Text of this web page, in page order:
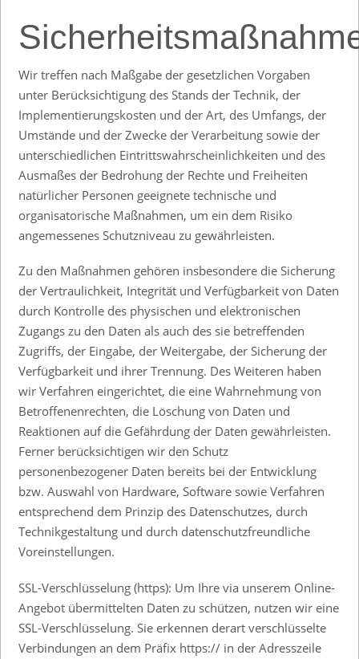
Wir treffen nach Maßgabe der gesetzlichen Vorgaben
unter Berücksichtigung des Stands der Technik, der
Implementierungskosten und der Art, des Umfangs, der
Umstände und der Zwecke der Verarbeitung sowie der
unterschiedlichen Eintrittswahrscheinlichkeiten und des
Ausmaßes der Bedrohung der Rechte und Freiheiten
natürlicher Personen geeignete technische und
organisatorische Maßnahmen, um ein dem Risiko
angemessenes Schutzniveau zu gewährleisten.
Zu den Maßnahmen gehören insbesondere die Sicherung
der Vertraulichkeit, Integrität und Verfügbarkeit von Daten
durch Kontrolle des physischen und elektronischen
Zugangs zu den Daten als auch des sie betreffenden
Zugriffs, der Eingabe, der Weitergabe, der Sicherung der
Verfügbarkeit und ihrer Trennung. Des Weiteren haben
wir Verfahren eingerichtet, die eine Wahrnehmung von
Betroffenenrechten, die Löschung von Daten und
Reaktionen auf die Gefährdung der Daten gewährleisten.
Ferner berücksichtigen wir den Schutz
personenbezogener Daten bereits bei der Entwicklung
bzw. Auswahl von Hardware, Software sowie Verfahren
entsprechend dem Prinzip des Datenschutzes, durch
Technikgestaltung und durch datenschutzfreundliche
Voreinstellungen.
SSL-Verschlüsselung (https): Um Ihre via unserem Online-
Angebot übermittelten Daten zu schützen, nutzen wir eine
SSL-Verschlüsselung. Sie erkennen derart verschlüsselte
Verbindungen an dem Präfix https:// in der Adresszeile